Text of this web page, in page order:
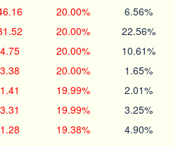
20.00% 6.56%
20.00% 22.56%
20.00% 10.61%
20.00% 1.65%
19.99% 2.01%
19.99% 3.25%
19.38% 4.90%